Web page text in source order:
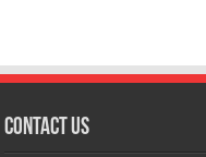
Contact Us